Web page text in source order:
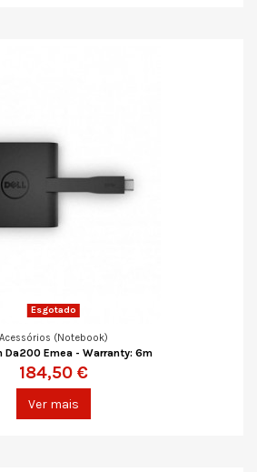
Esgotado
Acessórios (Notebook)
Da200 Emea - Warranty: 6m
184,50 €
Ver mais